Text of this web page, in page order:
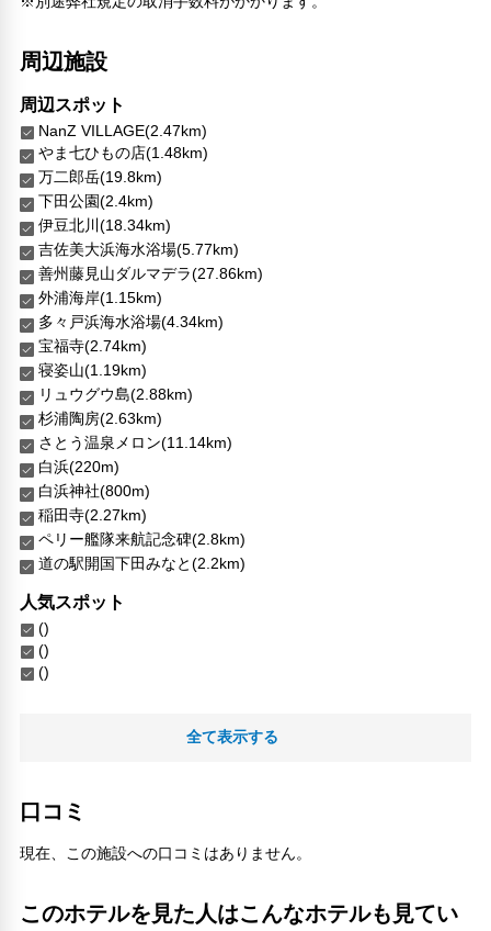
周辺施設
周辺スポット
NanZ VILLAGE(2.47km)
やま七ひもの店(1.48km)
万二郎岳(19.8km)
下田公園(2.4km)
伊豆北川(18.34km)
吉佐美大浜海水浴場(5.77km)
善州藤見山ダルマデラ(27.86km)
外浦海岸(1.15km)
多々戸浜海水浴場(4.34km)
宝福寺(2.74km)
寝姿山(1.19km)
リュウグウ島(2.88km)
杉浦陶房(2.63km)
さとう温泉メロン(11.14km)
白浜(220m)
白浜神社(800m)
稲田寺(2.27km)
ペリー艦隊来航記念碑(2.8km)
道の駅開国下田みなと(2.2km)
人気スポット
()
()
()
全て表示する
口コミ
現在、この施設への口コミはありません。
このホテルを見た人はこんなホテルも見てい